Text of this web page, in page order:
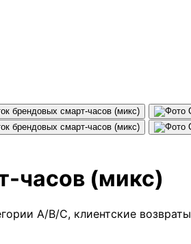
часов (микс)
A/B/C, клиентские возвраты